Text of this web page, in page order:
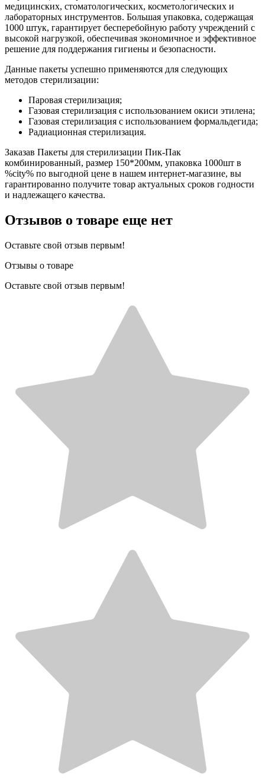
медицинских, стоматологических, косметологических и
лабораторных инструментов. Большая упаковка, содержащая
1000 штук, гарантирует бесперебойную работу учреждений с
высокой нагрузкой, обеспечивая экономичное и эффективное
решение для поддержания гигиены и безопасности.
Данные пакеты успешно применяются для следующих
методов стерилизации:
Паровая стерилизация;
Газовая стерилизация с использованием окиси этилена;
Газовая стерилизация с использованием формальдегида;
Радиационная стерилизация.
Заказав Пакеты для стерилизации Пик-Пак
комбинированный, размер 150*200мм, упаковка 1000шт в
%city% по выгодной цене в нашем интернет-магазине, вы
гарантированно получите товар актуальных сроков годности
и надлежащего качества.
Отзывов о товаре еще нет
Оставьте свой отзыв первым!
Отзывы о товаре
Оставьте свой отзыв первым!